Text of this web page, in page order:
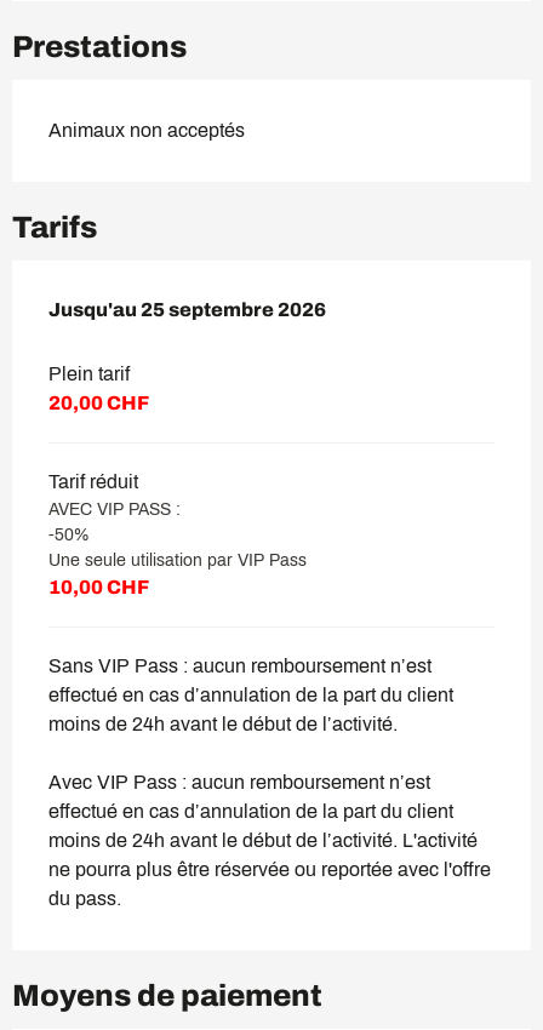
Prestations
Animaux non acceptés
Tarifs
Du3 juillet 2026au25 septembre 2026
Jusqu'au 25 septembre 2026
Plein tarif
20,00 CHF
Tarif réduit
AVEC VIP PASS :
-50%
Une seule utilisation par VIP Pass
10,00 CHF
Sans VIP Pass : aucun remboursement n’est
effectué en cas d’annulation de la part du client
moins de 24h avant le début de l’activité.
Avec VIP Pass : aucun remboursement n’est
effectué en cas d’annulation de la part du client
moins de 24h avant le début de l’activité. L'activité
ne pourra plus être réservée ou reportée avec l'offre
du pass.
Moyens de paiement